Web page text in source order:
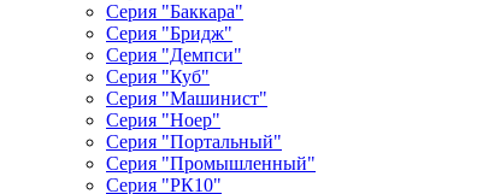
Серия "Баккара"
Серия "Бридж"
Серия "Демпси"
Серия "Куб"
Серия "Машинист"
Серия "Ноер"
Серия "Портальный"
Серия "Промышленный"
Серия "РК10"